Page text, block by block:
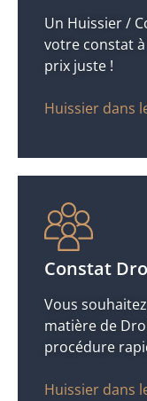
Un Huissier /
votre constat
prix juste !
Huissier dans
Constat
Vous
matière de
procédure
Huissier dans